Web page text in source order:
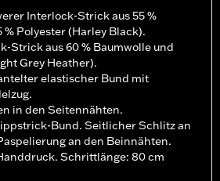
Interlock-Strick aus 55 %
% Polyester (Harley Black).
Strick aus 60 % Baumwolle und
Grey Heather).
elastischer Bund mit
in den Seitennähten.
Bund. Seitlicher Schlitz an
an den Beinnähten.
Schrittlänge: 80 cm